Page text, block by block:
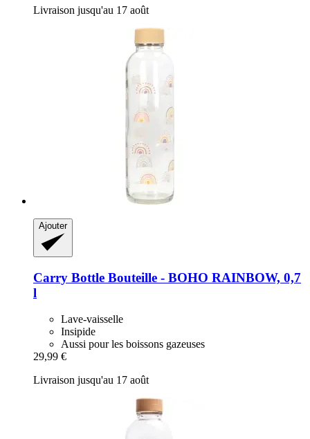
Livraison jusqu'au 17 août
Ajouter
Carry Bottle Bouteille -​ BOHO RAINBOW, 0,7
l
Lave-vaisselle
Insipide
Aussi pour les boissons gazeuses
29,99 €
Livraison jusqu'au 17 août